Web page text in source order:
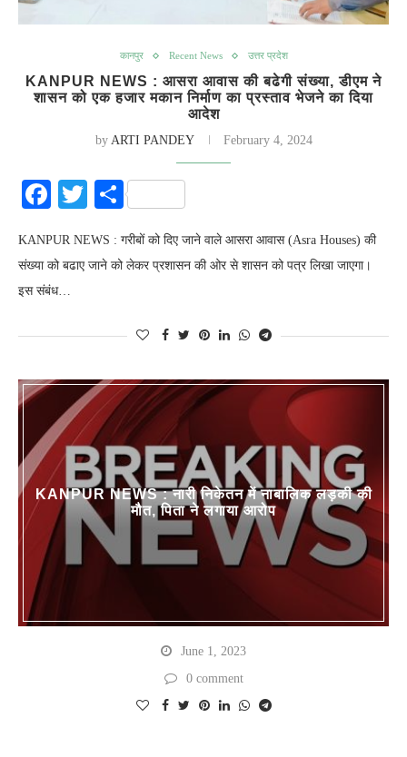
कानपुर Recent News उत्तर प्रदेश
KANPUR NEWS : आसरा आवास की बढेगी संख्या, डीएम ने
शासन को एक हजार मकान निर्माण का प्रस्ताव भेजने का दिया
आदेश
by ARTI PANDEY February 4, 2024
Facebook
Twitter
Share
KANPUR NEWS : गरीबों को दिए जाने वाले आसरा आवास (Asra Houses) की
संख्या को बढाए जाने को लेकर प्रशासन की ओर से शासन को पत्र लिखा जाएगा।
इस संबंध…
KANPUR NEWS : नारी निकेतन में नाबालिक लड़की की
मौत, पिता ने लगाया आरोप
June 1, 2023
0 comment